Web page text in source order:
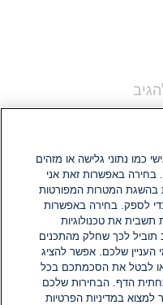
כמו נתוני גלישה או מזהים
בחירה באפשרות זאת אני
בהשגת המטרות המפורטות
לספק. בחירה באפשרות
את טכנולוגיות
תוביל לכך שחלק מהתכנים
העניין שלכם. אפשר להציג
לבטל את הסכמתכם בכל
הדף. הבחירות שלכם
למצוא במדיניות הפרטיות